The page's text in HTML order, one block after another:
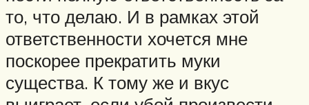
то, что делаю. И в рамках этой
ответственности хочется мне
поскорее прекратить муки
существа. К тому же и вкус